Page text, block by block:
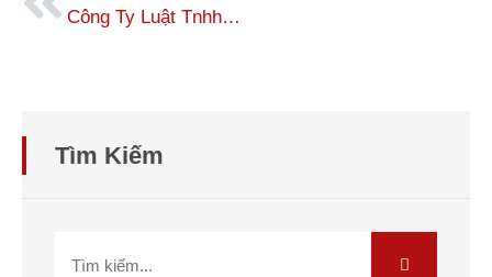
Công Ty Luật Tnhh Một Thành Viên Trẻ
Tìm Kiếm